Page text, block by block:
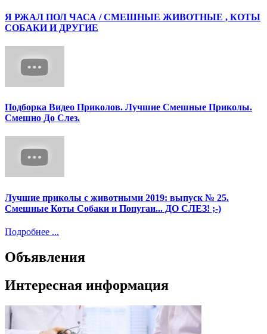
Я РЖАЛ ПОЛ ЧАСА / СМЕШНЫЕ ЖИВОТНЫЕ , КОТЫ
СОБАКИ И ДРУГИЕ
Подборка Видео Приколов. Лучшие Смешные Приколы.
Смешно До Слез.
Лучшие приколы с животными 2019: выпуск № 25.
Смешные Коты Собаки и Попугаи... ДО СЛЕЗ! ;-)
Подробнее ...
Объявления
Интересная информация